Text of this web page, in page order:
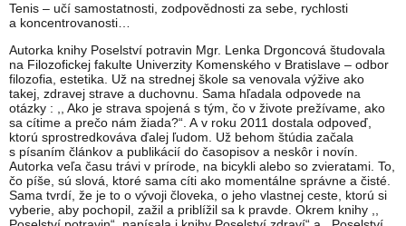
Tenis – učí samostatnosti, zodpovědnosti za sebe, rychlosti
a koncentrovanosti…
Autorka knihy Poselství potravin Mgr. Lenka Drgoncová študovala
na Filozofickej fakulte Univerzity Komenského v Bratislave – odbor
filozofia, estetika. Už na strednej škole sa venovala výžive ako
takej, zdravej strave a duchovnu. Sama hľadala odpovede na
otázky : ,, Ako je strava spojená s tým, čo v živote prežívame, ako
sa cítime a prečo nám žiada?“. A v roku 2011 dostala odpoveď,
ktorú sprostredkováva ďalej ľudom. Už behom štúdia začala
s písaním článkov a publikácií do časopisov a neskôr i novín.
Autorka veľa času trávi v prírode, na bicykli alebo so zvieratami. To,
čo píše, sú slová, ktoré sama cíti ako momentálne správne a čisté.
Sama tvrdí, že je to o vývoji človeka, o jeho vlastnej ceste, ktorú si
vyberie, aby pochopil, zažil a priblížil sa k pravde. Okrem knihy ,,